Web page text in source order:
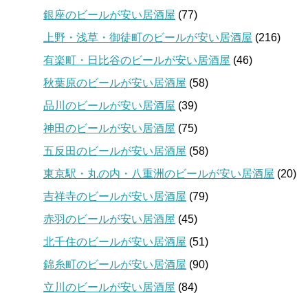
銀座のビールが安い居酒屋 (77)
上野・浅草・御徒町のビールが安い居酒屋 (216)
有楽町・日比谷のビールが安い居酒屋 (46)
秋葉原のビールが安い居酒屋 (58)
品川のビールが安い居酒屋 (39)
神田のビールが安い居酒屋 (75)
五反田のビールが安い居酒屋 (58)
東京駅・丸の内・八重洲のビールが安い居酒屋 (20)
吉祥寺のビールが安い居酒屋 (79)
赤羽のビールが安い居酒屋 (45)
北千住のビールが安い居酒屋 (51)
錦糸町のビールが安い居酒屋 (90)
立川のビールが安い居酒屋 (84)